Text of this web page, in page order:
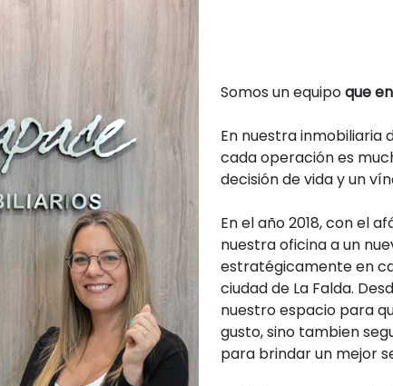
Somos un equipoque
En nuestra inmobiliaria
cada operación es
decisión de vida y un
En el año 2018, con el
nuestra oficina a un
estratégicamente en
ciudad de La Falda.
nuestro espacio para
gusto, sino tambien
para brindar un mejor